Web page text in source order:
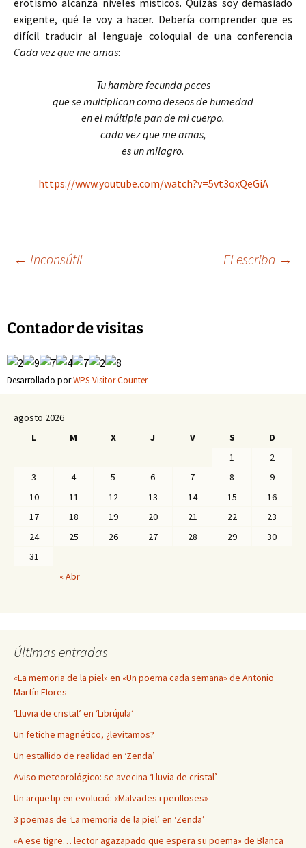
erotismo alcanza niveles místicos. Quizás soy demasiado
exigente, qué le voy a hacer. Debería comprender que es
difícil traducir al lenguaje coloquial de una conferencia
Cada vez que me amas:
Tu hambre fecunda peces
que se multiplican como deseos de humedad
en el múltiple pan de mi cuerpo.
cada vez que me amas,
es un milagro.
https://www.youtube.com/watch?v=5vt3oxQeGiA
Navegación
de
entradas
← Inconsútil El escriba →
Contador de visitas
Desarrollado porWPS Visitor Counter
agosto 2026
L
M X J V S
D
1
2
3
4 5 6 7 8
9
10
11 12 13 14 15
16
17
18 19 20 21 22
23
24
25 26 27 28 29
30
31
« Abr
Últimas entradas
«La memoria de la piel» en «Un poema cada semana» de Antonio
Martín Flores
‘Lluvia de cristal’ en ‘Librújula’
Un fetiche magnético, ¿levitamos?
Un estallido de realidad en ‘Zenda’
Aviso meteorológico: se avecina ‘Lluvia de cristal’
Un arquetip en evolució: «Malvades i perilloses»
3 poemas de ‘La memoria de la piel’ en ‘Zenda’
«A ese tigre… lector agazapado que espera su poema» de Blanca